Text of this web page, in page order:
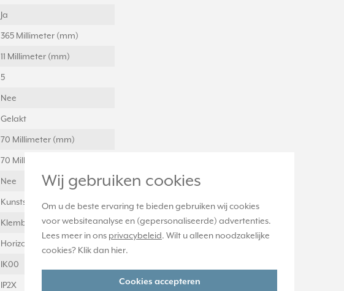
Wij gebruiken cookies
Om u de beste ervaring te bieden gebruiken wij cookies
voor websiteanalyse en (gepersonaliseerde) advertenties.
Lees meer in ons privacybeleid. Wilt u alleen noodzakelijke
cookies? Klik dan hier.
Cookies accepteren
Ja
365 Millimeter (mm)
11 Millimeter (mm)
5
Nee
Gelakt
70 Millimeter (mm)
70 Millimeter (mm)
Nee
Kunststof
Klembevestiging
Horizontaal en verticaal
IK00
IP2X